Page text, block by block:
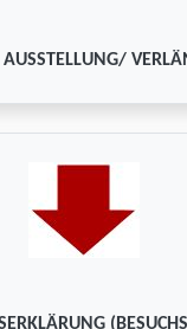
AUSSTELLUNG/